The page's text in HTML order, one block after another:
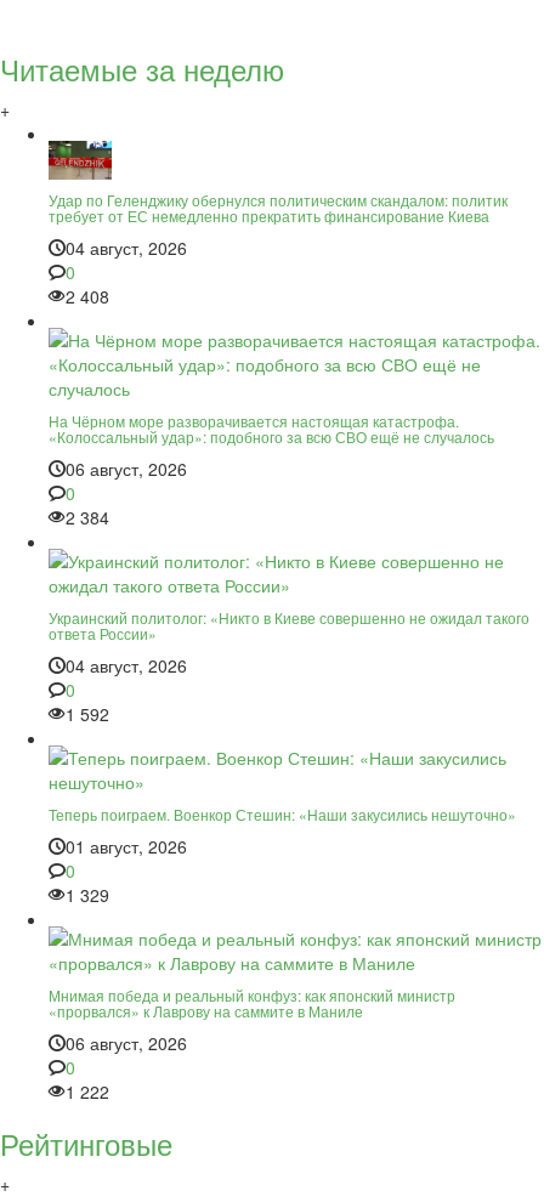
Читаемые за неделю
+
Удар по Геленджику обернулся политическим скандалом: политик
требует от ЕС немедленно прекратить финансирование Киева
04 август, 2026
0
2 408
На Чёрном море разворачивается настоящая катастрофа.
«Колоссальный удар»: подобного за всю СВО ещё не случалось
06 август, 2026
0
2 384
Украинский политолог: «Никто в Киеве совершенно не ожидал такого
ответа России»
04 август, 2026
0
1 592
Теперь поиграем. Военкор Стешин: «Наши закусились нешуточно»
01 август, 2026
0
1 329
Мнимая победа и реальный конфуз: как японский министр
«прорвался» к Лаврову на саммите в Маниле
06 август, 2026
0
1 222
Рейтинговые
+